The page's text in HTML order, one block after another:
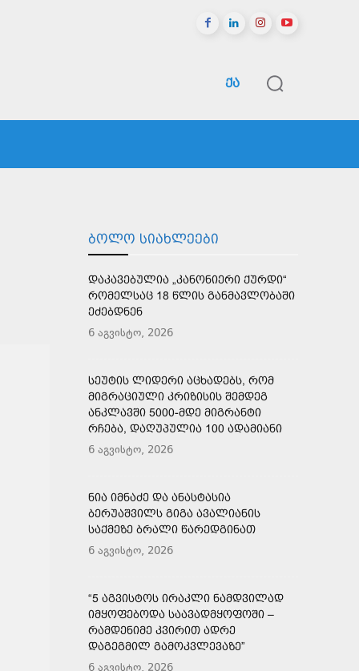
ᲥᲐ
ᲑᲝᲚᲝ ᲡᲘᲐᲮᲚᲔᲔᲑᲘ
ᲓᲐᲙᲐᲕᲔᲑᲣᲚᲘᲐ „ᲙᲐᲜᲝᲜᲘᲔᲠᲘ ᲥᲣᲠᲓᲘ“
ᲠᲝᲛᲔᲚᲡᲐᲪ 18 ᲬᲚᲘᲡ ᲒᲐᲜᲛᲐᲕᲚᲝᲑᲐᲨᲘ
ᲔᲫᲔᲑᲓᲜᲔᲜ
6 აგვისტო, 2026
ᲡᲔᲣᲢᲘᲡ ᲚᲘᲓᲔᲠᲘ ᲐᲪᲮᲐᲓᲔᲑᲡ, ᲠᲝᲛ
ᲛᲘᲒᲠᲐᲪᲘᲣᲚᲘ ᲙᲠᲘᲖᲘᲡᲘᲡ ᲨᲔᲛᲓᲔᲒ
ᲐᲜᲙᲚᲐᲕᲨᲘ 5000-ᲛᲓᲔ ᲛᲘᲒᲠᲐᲜᲢᲘ
ᲠᲩᲔᲑᲐ, ᲓᲐᲦᲣᲞᲣᲚᲘᲐ 100 ᲐᲓᲐᲛᲘᲐᲜᲘ
6 აგვისტო, 2026
ᲜᲘᲐ ᲘᲛᲜᲐᲫᲔ ᲓᲐ ᲐᲜᲐᲡᲢᲐᲡᲘᲐ
ᲑᲔᲠᲣᲐᲨᲕᲘᲚᲡ ᲒᲘᲒᲐ ᲐᲕᲐᲚᲘᲐᲜᲘᲡ
ᲡᲐᲥᲛᲔᲖᲔ ᲑᲠᲐᲚᲘ ᲬᲐᲠᲔᲓᲒᲘᲜᲐᲗ
6 აგვისტო, 2026
“5 ᲐᲒᲕᲘᲡᲢᲝᲡ ᲘᲠᲐᲙᲚᲘ ᲜᲐᲛᲓᲕᲘᲚᲐᲓ
ᲘᲛᲧᲝᲤᲔᲑᲝᲓᲐ ᲡᲐᲐᲕᲐᲓᲛᲧᲝᲤᲝᲨᲘ –
ᲠᲐᲛᲓᲔᲜᲘᲛᲔ ᲙᲕᲘᲠᲘᲗ ᲐᲓᲠᲔ
ᲓᲐᲒᲔᲒᲛᲘᲚ ᲒᲐᲛᲝᲙᲕᲚᲔᲕᲐᲖᲔ”